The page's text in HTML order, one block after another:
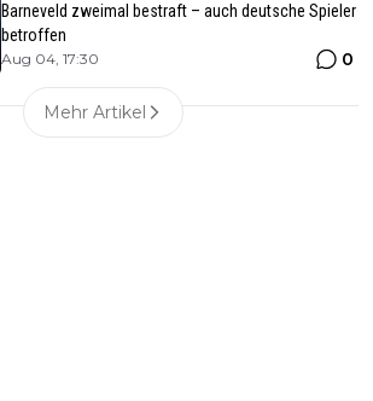
Barneveld zweimal bestraft – auch deutsche Spieler
betroffen
Aug 04, 17:30 0
Mehr Artikel